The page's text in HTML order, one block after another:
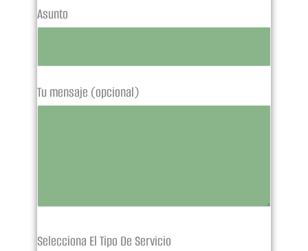
Asunto
Tu mensaje (opcional)
Selecciona El Tipo De Servicio